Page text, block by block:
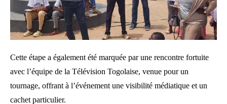
Cette étape a également été marquée par une rencontre fortuite
avec l’équipe de la Télévision Togolaise, venue pour un
tournage, offrant à l’événement une visibilité médiatique et un
cachet particulier.